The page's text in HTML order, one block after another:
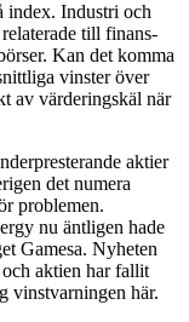
index. Industri och
till finans-
Kan det komma
vinster över
av värderingskäl när
aktier
det numera
problemen.
nu äntligen hade
Gamesa. Nyheten
aktien har fallit
vinstvarningen här.